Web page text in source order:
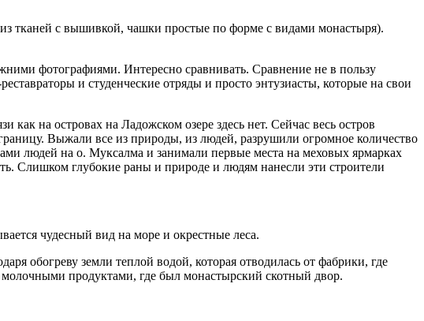
тканей с вышивкой, чашки простые по форме с видами монастыря).
фотографиями. Интересно сравнивать. Сравнение не в пользу
и студенческие отряды и просто энтузиасты, которые на свои
на островах на Ладожском озере здесь нет. Сейчас весь остров
Выжали все из природы, из людей, разрушили огромное количество
людей на о. Муксалма и занимали первые места на меховых ярмарках
Слишком глубокие раны и природе и людям нанесли эти строители
чудесный вид на море и окрестные леса.
обогреву земли теплой водой, которая отводилась от фабрики, где
продуктами, где был монастырский скотный двор.